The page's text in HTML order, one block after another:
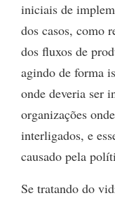
iniciais de
dos casos, como
dos fluxos de
agindo de forma
onde deveria ser
organizações
interligados, e
causado pela
Se tratando do